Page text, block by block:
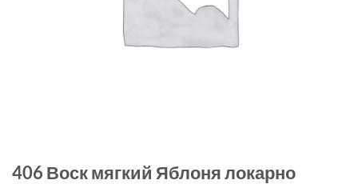
406 Воск мягкий Яблоня локарно